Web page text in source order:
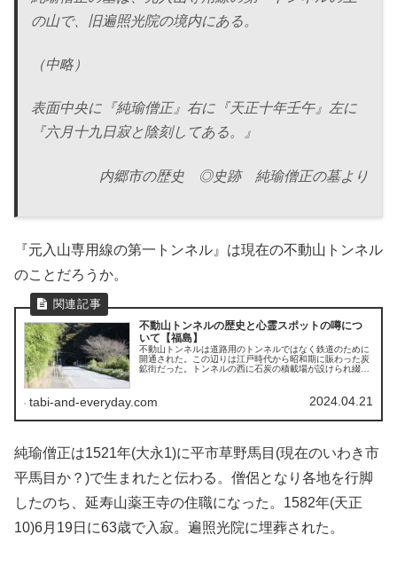
の山で、旧遍照光院の境内にある。
（中略）
表面中央に『純瑜僧正』右に『天正十年壬午』左に
『六月十九日寂と陰刻してある。』
内郷市の歴史 ◎史跡 純瑜僧正の墓より
『元入山専用線の第一トンネル』は現在の不動山トンネル
のことだろうか。
不動山トンネルの歴史と心霊スポットの噂につ
いて【福島】
不動山トンネルは道路用のトンネルではなく鉄道のために
開通された。この辺りは江戸時代から昭和期に賑わった炭
鉱街だった。トンネルの西に石炭の積載場が設けられ綴駅
tabi-and-everyday.com 2024.04.21
純瑜僧正は1521年(大永1)に平市草野馬目(現在のいわき市
平馬目か？)で生まれたと伝わる。僧侶となり各地を行脚
したのち、延寿山薬王寺の住職になった。1582年(天正
10)6月19日に63歳で入寂。遍照光院に埋葬された。